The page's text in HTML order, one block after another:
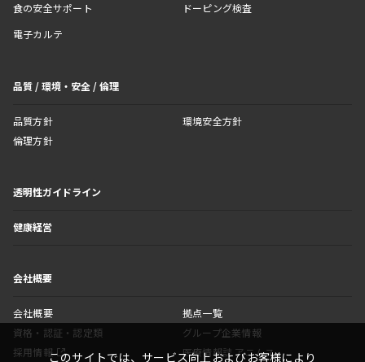
食の安全サポート
ドーピング検査
電子カルテ
品質 / 環境・安全 / 倫理
品質方針
環境安全方針
倫理方針
透明性ガイドライン
健康経営
会社概要
会社概要
拠点一覧
資格・認証・認定類
グループ企業情報
採用情報
医療情報誌 アニムス
このサイトでは、サービス向上およびお客様により